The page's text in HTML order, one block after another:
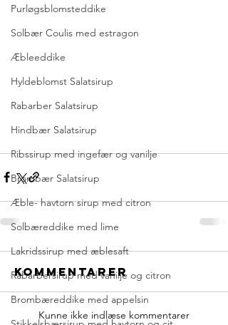
Purløgsblomsteddike
Solbær Coulis med estragon
Æbleeddike
Hyldeblomst Salatsirup
Rabarber Salatsirup
Hindbær Salatsirup
Ribssirup med ingefær og vanilje
Brombær Salatsirup
Æble- havtorn sirup med citron
Solbæreddike med lime
Lakridssirup med æblesaft
Rabarbersirup med vanilje og citron
Brombæreddike med appelsin
Kommentarer
Kunne ikke indlæse kommentarer